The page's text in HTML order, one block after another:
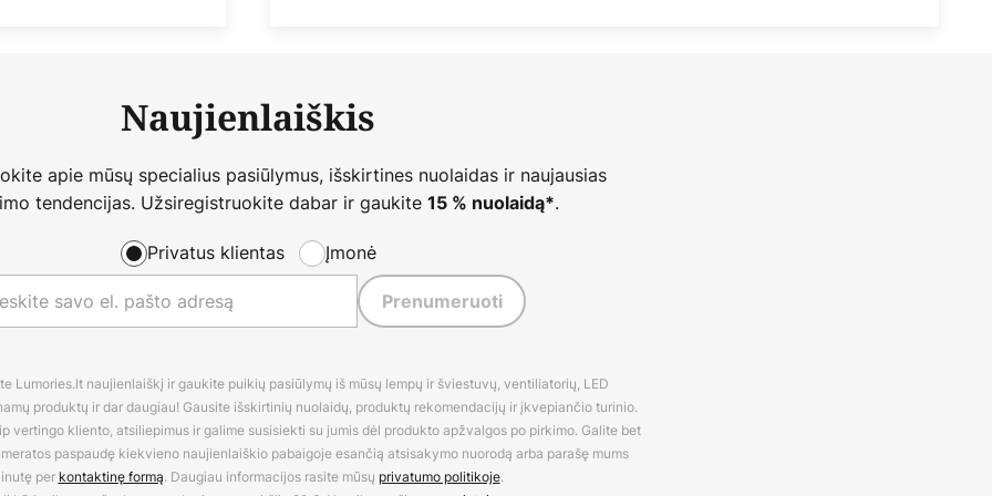
Naujienlaiškis
apie mūsų specialius pasiūlymus, išskirtines nuolaidas ir naujausias
tendencijas. Užsiregistruokite dabar ir gaukite 15 % nuolaidą*.
Privatus klientas Įmonė
Prenumeruoti
Lumories.lt naujienlaiškį ir gaukite puikių pasiūlymų iš mūsų lempų ir šviestuvų, ventiliatorių, LED
produktų ir dar daugiau! Gausite išskirtinių nuolaidų, produktų rekomendacijų ir įkvepiančio turinio.
vertingo kliento, atsiliepimus ir galime susisiekti su jumis dėl produkto apžvalgos po pirkimo. Galite bet
paspaudę kiekvieno naujienlaiškio pabaigoje esančią atsisakymo nuorodą arba parašę mums
per kontaktinę formą. Daugiau informacijos rasite mūsų privatumo politikoje.